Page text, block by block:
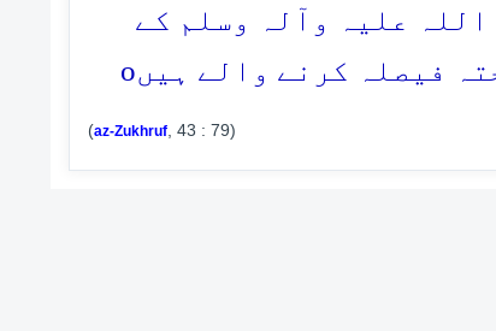
اللہ علیہ وآلہ وسلم کے
فیصلہ کرنے والے ہیںo
(az-Zukhruf, 43 : 79)